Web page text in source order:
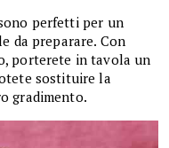
perfetti per un
da preparare. Con
porterete in tavola un
sostituire la
gradimento.